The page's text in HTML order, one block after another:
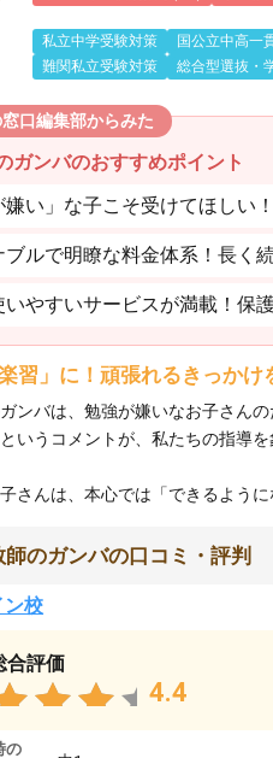
私立中学受験対策 国公立中高一
難関私立受験対策
総合型選抜・
口編集部からみた
ガンバのおすすめポイント
嫌い」な子こそ受けてほしい
ブルで明瞭な料金体系！長く
いやすいサービスが満載！保
習」に！頑張れるきっか
ンバは、勉強が嫌いなお子さん
いうコメントが、私たちの指導を
さんは、本心では「できるよう
師のガンバの口コミ・評判
ン校
合評価
4.4
の